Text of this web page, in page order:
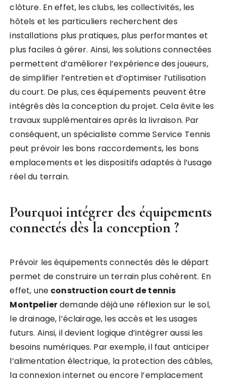
clôture. En effet, les clubs, les collectivités, les
hôtels et les particuliers recherchent des
installations plus pratiques, plus performantes et
plus faciles à gérer. Ainsi, les solutions connectées
permettent d’améliorer l’expérience des joueurs,
de simplifier l’entretien et d’optimiser l’utilisation
du court. De plus, ces équipements peuvent être
intégrés dès la conception du projet. Cela évite les
travaux supplémentaires après la livraison. Par
conséquent, un spécialiste comme Service Tennis
peut prévoir les bons raccordements, les bons
emplacements et les dispositifs adaptés à l’usage
réel du terrain.
Pourquoi intégrer des équipements
connectés dès la conception ?
Prévoir les équipements connectés dès le départ
permet de construire un terrain plus cohérent. En
effet, une construction court de tennis
Montpelierdemande déjà une réflexion sur le sol,
le drainage, l’éclairage, les accès et les usages
futurs. Ainsi, il devient logique d’intégrer aussi les
besoins numériques. Par exemple, il faut anticiper
l’alimentation électrique, la protection des câbles,
la connexion internet ou encore l’emplacement